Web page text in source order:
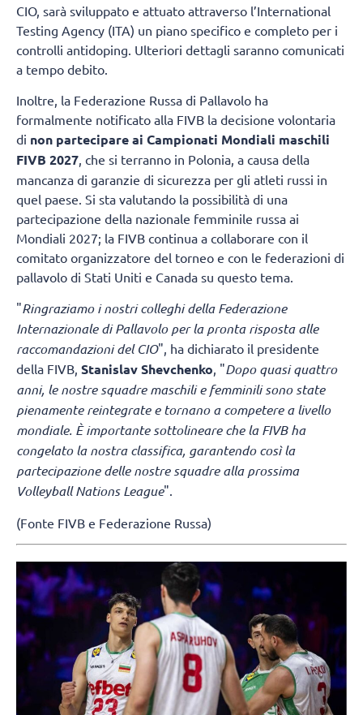
CIO, sarà sviluppato e attuato attraverso l’International
Testing Agency (ITA) un piano specifico e completo per i
controlli antidoping. Ulteriori dettagli saranno comunicati
a tempo debito.
Inoltre, la Federazione Russa di Pallavolo ha
formalmente notificato alla FIVB la decisione volontaria
di non partecipare ai Campionati Mondiali maschili
FIVB 2027, che si terranno in Polonia, a causa della
mancanza di garanzie di sicurezza per gli atleti russi in
quel paese. Si sta valutando la possibilità di una
partecipazione della nazionale femminile russa ai
Mondiali 2027; la FIVB continua a collaborare con il
comitato organizzatore del torneo e con le federazioni di
pallavolo di Stati Uniti e Canada su questo tema.
"Ringraziamo i nostri colleghi della Federazione
Internazionale di Pallavolo per la pronta risposta alle
raccomandazioni del CIO", ha dichiarato il presidente
della FIVB, Stanislav Shevchenko, "Dopo quasi quattro
anni, le nostre squadre maschili e femminili sono state
pienamente reintegrate e tornano a competere a livello
mondiale. È importante sottolineare che la FIVB ha
congelato la nostra classifica, garantendo così la
partecipazione delle nostre squadre alla prossima
Volleyball Nations League".
(Fonte FIVB e Federazione Russa)